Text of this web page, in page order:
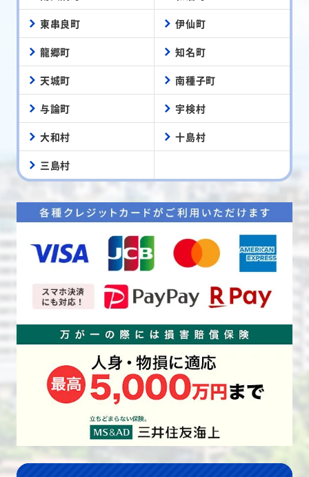
東串良町 伊仙町
龍郷町 知名町
天城町 南種子町
与論町 宇検村
大和村 十島村
三島村